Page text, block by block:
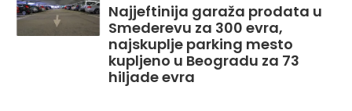
Najjeftinija garaža prodata u
Smederevu za 300 evra,
najskuplje parking mesto
kupljeno u Beogradu za 73
hiljade evra